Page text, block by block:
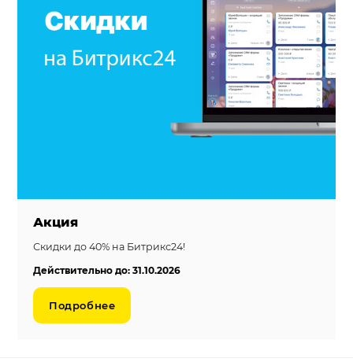
Акция
Скидки до 40% на Битрикс24!
Действительно до: 31.10.2026
Подробнее